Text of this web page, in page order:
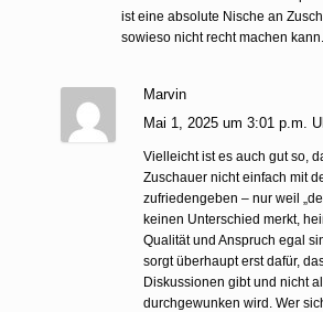
ist eine absolute Nische an
sowieso nicht recht machen kann.
Marvin
Mai 1, 2025 um 3:01 p.m.
Vielleicht ist es auch gut so,
Zuschauer nicht einfach mit
zufriedengeben – nur weil
keinen Unterschied merkt,
Qualität und Anspruch egal
sorgt überhaupt erst dafür,
Diskussionen gibt und nicht
durchgewunken wird. Wer